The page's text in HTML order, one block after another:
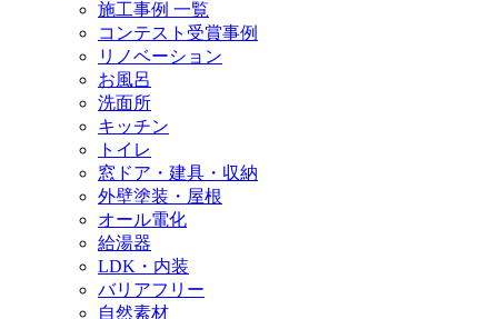
施工事例 一覧
コンテスト受賞事例
リノベーション
お風呂
洗面所
キッチン
トイレ
窓ドア・建具・収納
外壁塗装・屋根
オール電化
給湯器
LDK・内装
バリアフリー
自然素材